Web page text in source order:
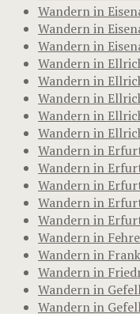
Wandern in
Wandern in
Wandern in
Wandern in
Wandern in
Wandern in
Wandern in
Wandern in
Wandern in
Wandern in
Wandern in
Wandern in
Wandern in
Wandern in
Wandern in
Wandern in
Wandern in
Wandern in